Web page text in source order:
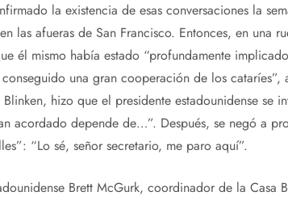
la existencia de esas conversaciones la
las afueras de San Francisco. Entonces, en una
él mismo había estado “profundamente
conseguido una gran cooperación de los
hizo que el presidente estadounidense se
acordado depende de…”. Después, se negó a
“Lo sé, señor secretario, me paro aquí”.
Brett McGurk, coordinador de la Casa